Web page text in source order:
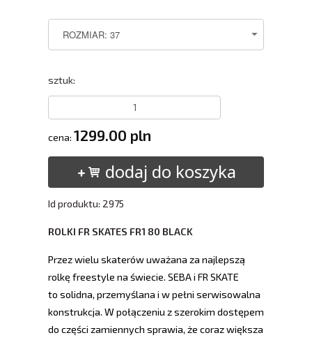
sztuk:
cena: 1299.00 pln
dodaj do koszyka
Id produktu: 2975
ROLKI FR SKATES FR1 80 BLACK
Przez wielu skaterów uważana za najlepszą
rolkę freestyle na świecie. SEBA i FR SKATE
to solidna, przemyślana i w pełni serwisowalna
konstrukcja. W połączeniu z szerokim dostępem
do części zamiennych sprawia, że coraz większa